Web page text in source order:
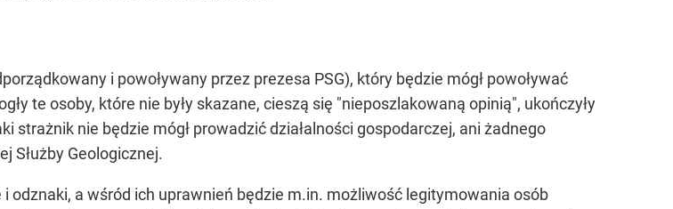
i powoływany przez prezesa PSG), który będzie mógł powoływać
te osoby, które nie były skazane, cieszą się "nieposzlakowaną opinią", ukończyły
strażnik nie będzie mógł prowadzić działalności gospodarczej, ani żadnego
Służby Geologicznej.
odznaki, a wśród ich uprawnień będzie m.in. możliwość legitymowania osób